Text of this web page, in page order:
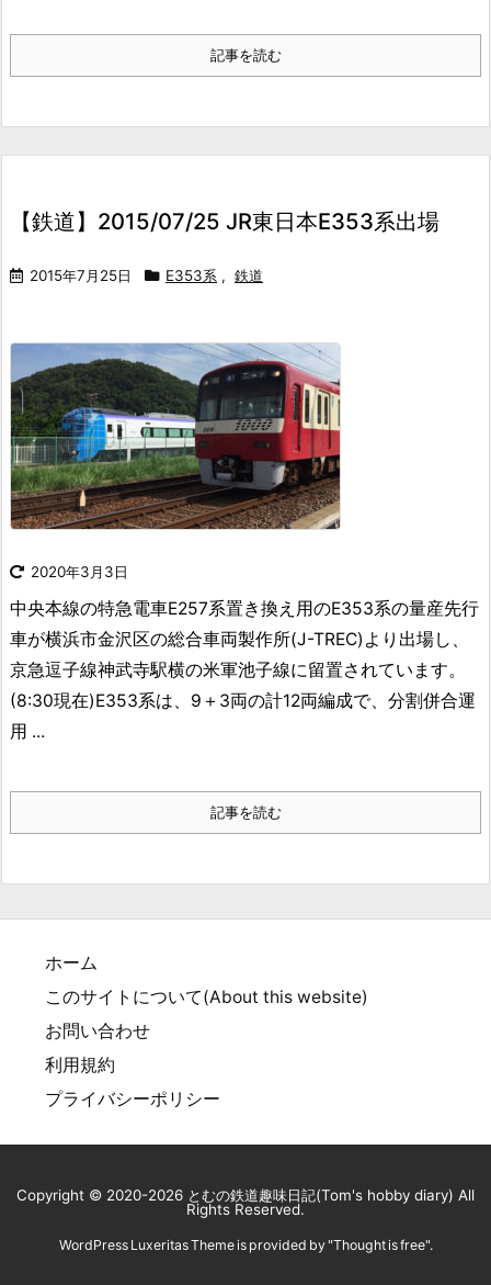
記事を読む
【鉄道】2015/07/25 JR東日本E353系出場
2015年7月25日 E353系 , 鉄道
2020年3月3日
中央本線の特急電車E257系置き換え用のE353系の量産先行
車が横浜市金沢区の総合車両製作所(J-TREC)より出場し、
京急逗子線神武寺駅横の米軍池子線に留置されています。
(8:30現在)E353系は、9＋3両の計12両編成で、分割併合運
用 ...
記事を読む
ホーム
このサイトについて(About this website)
お問い合わせ
利用規約
プライバシーポリシー
Copyright © 2020-2026 とむの鉄道趣味日記(Tom's hobby diary) All
Rights Reserved.
WordPress Luxeritas Theme is provided by "Thought is free".